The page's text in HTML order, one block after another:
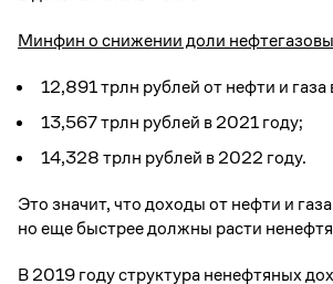
Минфин о снижении доли
12,891 трлн рублей от нефти и
13,567 трлн рублей в 2021 году;
14,328 трлн рублей в 2022 году.
Это значит, что доходы от нефти и
но еще быстрее должны расти
В 2019 году структура ненефтяных